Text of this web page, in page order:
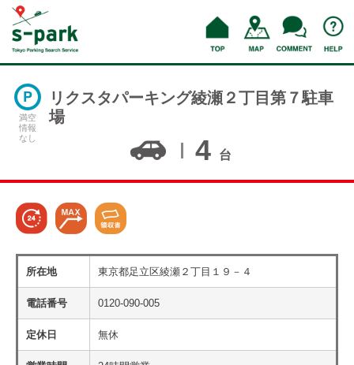
満空
情報
なし
リクスタパーキング綾瀬２丁目第７駐車
場
4 台
所在地 東京都足立区綾瀬２丁目１９－４
電話番号 0120-090-005
定休日 無休